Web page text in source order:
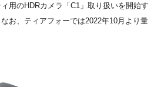
用のHDRカメラ「C1」取り扱いを開始す
お、ティアフォーでは2022年10月より量